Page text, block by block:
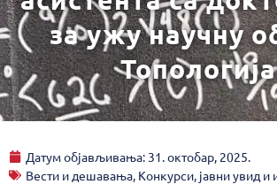
за ужу научну
Топологија
Датум објављивања: 31. октобар, 2025.
Вести и дешавања, Конкурси, јавни увид и